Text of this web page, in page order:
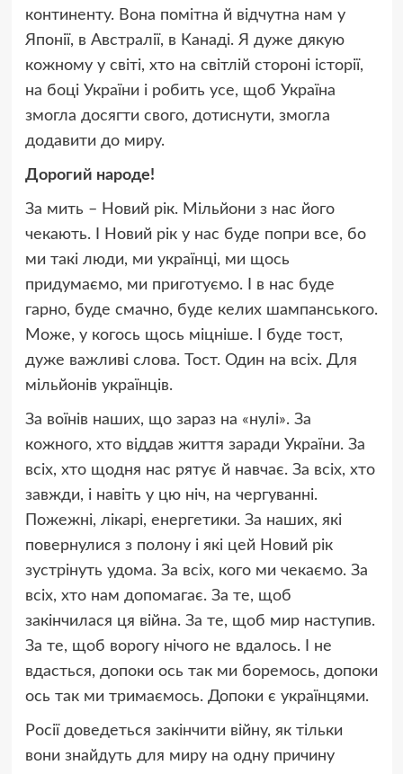
континенту. Вона помітна й відчутна нам у
Японії, в Австралії, в Канаді. Я дуже дякую
кожному у світі, хто на світлій стороні історії,
на боці України і робить усе, щоб Україна
змогла досягти свого, дотиснути, змогла
додавити до миру.
Дорогий народе!
За мить – Новий рік. Мільйони з нас його
чекають. І Новий рік у нас буде попри все, бо
ми такі люди, ми українці, ми щось
придумаємо, ми приготуємо. І в нас буде
гарно, буде смачно, буде келих шампанського.
Може, у когось щось міцніше. І буде тост,
дуже важливі слова. Тост. Один на всіх. Для
мільйонів українців.
За воїнів наших, що зараз на «нулі». За
кожного, хто віддав життя заради України. За
всіх, хто щодня нас рятує й навчає. За всіх, хто
завжди, і навіть у цю ніч, на чергуванні.
Пожежні, лікарі, енергетики. За наших, які
повернулися з полону і які цей Новий рік
зустрінуть удома. За всіх, кого ми чекаємо. За
всіх, хто нам допомагає. За те, щоб
закінчилася ця війна. За те, щоб мир наступив.
За те, щоб ворогу нічого не вдалось. І не
вдасться, допоки ось так ми боремось, допоки
ось так ми тримаємось. Допоки є українцями.
Росії доведеться закінчити війну, як тільки
вони знайдуть для миру на одну причину